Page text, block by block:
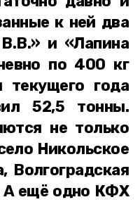
к ней два
и «Лапина
по 400 кг
текущего года
52,5 тонны.
не только
Никольское
Волгоградская
А ещё одно КФХ